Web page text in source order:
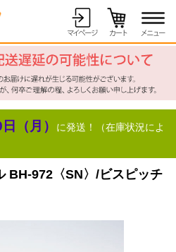
（月）
に発送！（在庫状況によ
BH-972〈SN〉/ビスピッチ